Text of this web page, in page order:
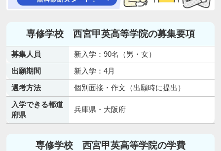
専修学校 西宮甲英高等学院の募集要項
募集人員
新入学：90名（男・女）
出願期間
新入学：4月
選考方法
個別面接・作文（出願時に提出）
入学できる都道
府県
兵庫県・大阪府
専修学校 西宮甲英高等学院の学費